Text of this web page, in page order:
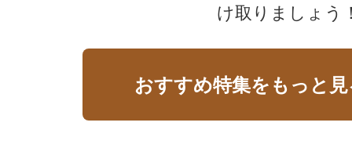
け取りましょう
おすすめ特集をもっと